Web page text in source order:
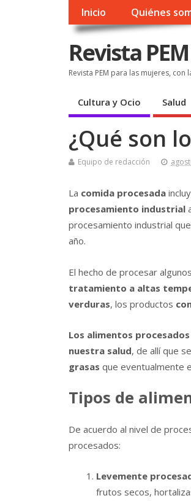
Inicio Quiénes
Revista PEM
Revista PEM para las mujeres,
Cultura y Ocio Salud
¿Qué son
Equipo de redacción
La comida procesada
procesamiento industrial
procesamiento industrial
año.
El hecho de procesar
tratamiento a altas
verduras, los productos
Los alimentos
nuestra salud, de allí que
grasas que eventualmente
Tipos de
De acuerdo al nivel de
procesados:
Levemente
frutos secos,